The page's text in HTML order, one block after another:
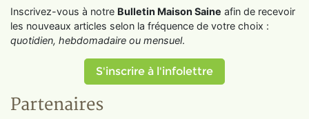
Inscrivez-vous à notre Bulletin Maison Saine afin de recevoir
les nouveaux articles selon la fréquence de votre choix :
quotidien, hebdomadaire ou mensuel.
S'inscrire à l'infolettre
Partenaires